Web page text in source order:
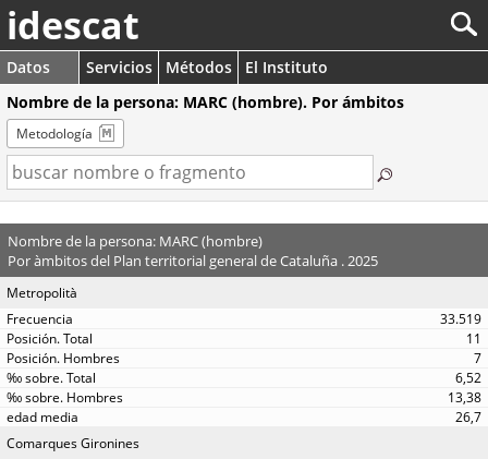
idescat
Datos Servicios Métodos
El Instituto
Nombre de la persona: MARC (hombre). Por ámbitos
Metodología
Nombre de la persona: MARC (hombre)
Por àmbitos del Plan territorial general de Cataluña . 2025
Metropolità
33.519
11
7
6,52
13,38
26,7
Comarques Gironines